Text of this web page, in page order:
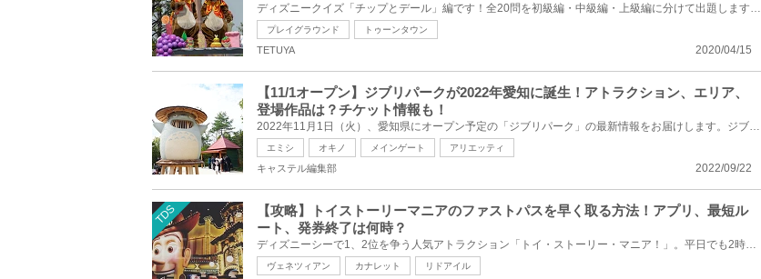
ディズニークイズ「チップとデール」編です！全20問を初級編・中級編・上級編に分けて出題します☆名前の...
プレイグラウンド トゥーンタウン
2020/04/15
TETUYA
【11/1オープン】ジブリパークが2022年愛知に誕生！アトラクション、エリア、
登場作品は？チケット情報も！
2022年11月1日（火）、愛知県にオープン予定の「ジブリパーク」の最新情報をお届けします。ジブリパーク...
エミシ オキノ メインゲート アリエッティ
2022/09/22
キャステル編集部
TDS
【攻略】トイストーリーマニアのファストパスを早く取る方法！アプリ、最短ル
ート、発券終了は何時？
ディズニーシーで1、2位を争う人気アトラクション「トイ・ストーリー・マニア！」。平日でも2時間待ちは...
ヴェネツィアン カナレット リドアイル